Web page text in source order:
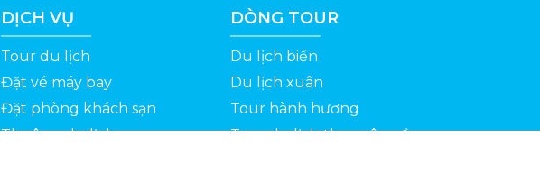
DỊCH VỤ
Tour du lịch
Đặt vé máy bay
Đặt phòng khách sạn
Thuê xe du lịch
DÒNG TOUR
Du lịch biển
Du lịch xuân
Tour hành hương
Tour du lịch theo yêu cầu